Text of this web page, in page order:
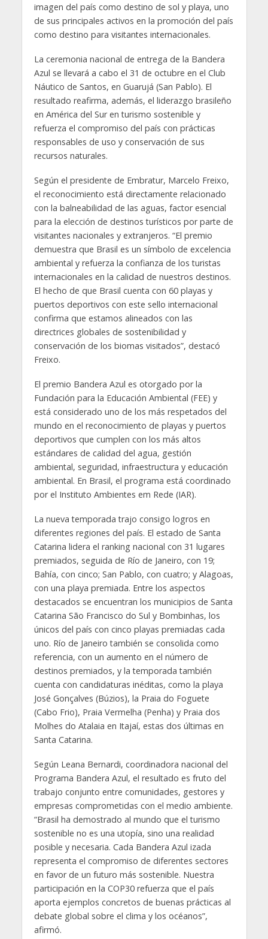
imagen del país como destino de sol y playa, uno
de sus principales activos en la promoción del país
como destino para visitantes internacionales.
La ceremonia nacional de entrega de la Bandera
Azul se llevará a cabo el 31 de octubre en el Club
Náutico de Santos, en Guarujá (San Pablo). El
resultado reafirma, además, el liderazgo brasileño
en América del Sur en turismo sostenible y
refuerza el compromiso del país con prácticas
responsables de uso y conservación de sus
recursos naturales.
Según el presidente de Embratur, Marcelo Freixo,
el reconocimiento está directamente relacionado
con la balneabilidad de las aguas, factor esencial
para la elección de destinos turísticos por parte de
visitantes nacionales y extranjeros. “El premio
demuestra que Brasil es un símbolo de excelencia
ambiental y refuerza la confianza de los turistas
internacionales en la calidad de nuestros destinos.
El hecho de que Brasil cuenta con 60 playas y
puertos deportivos con este sello internacional
confirma que estamos alineados con las
directrices globales de sostenibilidad y
conservación de los biomas visitados”, destacó
Freixo.
El premio Bandera Azul es otorgado por la
Fundación para la Educación Ambiental (FEE) y
está considerado uno de los más respetados del
mundo en el reconocimiento de playas y puertos
deportivos que cumplen con los más altos
estándares de calidad del agua, gestión
ambiental, seguridad, infraestructura y educación
ambiental. En Brasil, el programa está coordinado
por el Instituto Ambientes em Rede (IAR).
La nueva temporada trajo consigo logros en
diferentes regiones del país. El estado de Santa
Catarina lidera el ranking nacional con 31 lugares
premiados, seguida de Río de Janeiro, con 19;
Bahía, con cinco; San Pablo, con cuatro; y Alagoas,
con una playa premiada. Entre los aspectos
destacados se encuentran los municipios de Santa
Catarina São Francisco do Sul y Bombinhas, los
únicos del país con cinco playas premiadas cada
uno. Río de Janeiro también se consolida como
referencia, con un aumento en el número de
destinos premiados, y la temporada también
cuenta con candidaturas inéditas, como la playa
José Gonçalves (Búzios), la Praia do Foguete
(Cabo Frio), Praia Vermelha (Penha) y Praia dos
Molhes do Atalaia en Itajaí, estas dos últimas en
Santa Catarina.
Según Leana Bernardi, coordinadora nacional del
Programa Bandera Azul, el resultado es fruto del
trabajo conjunto entre comunidades, gestores y
empresas comprometidas con el medio ambiente.
“Brasil ha demostrado al mundo que el turismo
sostenible no es una utopía, sino una realidad
posible y necesaria. Cada Bandera Azul izada
representa el compromiso de diferentes sectores
en favor de un futuro más sostenible. Nuestra
participación en la COP30 refuerza que el país
aporta ejemplos concretos de buenas prácticas al
debate global sobre el clima y los océanos”,
afirmó.